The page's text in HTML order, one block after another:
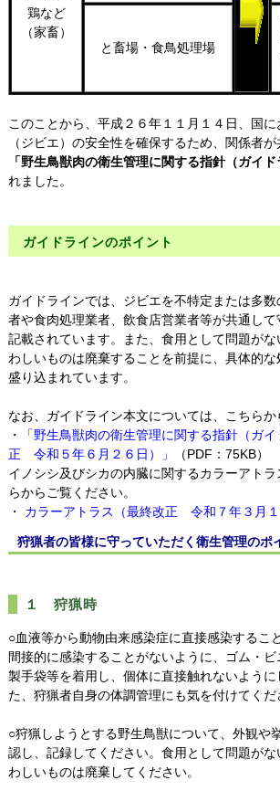
鶏など
（家畜）
と畜場・食鳥処理場
このことから、平成２６年１１月１４日、国
（ジビエ）の安全性を確保するため、関係者
「野生鳥獣肉の衛生管理に関する指針（ガイド
れました。
ガイドラインのポイント
ガイドラインでは、ジビエを不特定または多
者や食肉処理業者、飲食店営業者等が共通し
記載されています。また、食用として問題が
わしいものは廃棄することを前提に、具体的
盛り込まれています。
なお、ガイドライン本文については、こちらか
・
「野生鳥獣肉の衛生管理に関する指針（ガ
正 令和５年６月２６日）」
（PDF：75KB）
イノシシ及びシカの内臓に関するカラーアト
らからご覧ください。
・ カラーアトラス（最終改正 令和７年３月１
狩猟者の皆様に守っていただく衛生管理のポ
１ 狩猟時
○血液等から動物由来感染症に直接感染するこ
間接的に感染することがないように、ゴム・
製手袋等を着用し、個体に直接触れないように
た、狩猟者自身の体調管理にも気を付けてくだ
○狩猟しようとする野生鳥獣について、外観や
認し、記録してください。食用として問題が
わしいものは廃棄してください。